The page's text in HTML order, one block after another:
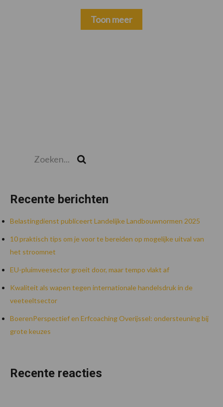
Toon meer
Recente berichten
Belastingdienst publiceert Landelijke Landbouwnormen 2025
10 praktisch tips om je voor te bereiden op mogelijke uitval van
het stroomnet
EU-pluimveesector groeit door, maar tempo vlakt af
Kwaliteit als wapen tegen internationale handelsdruk in de
veeteeltsector
BoerenPerspectief en Erfcoaching Overijssel: ondersteuning bij
grote keuzes
Recente reacties